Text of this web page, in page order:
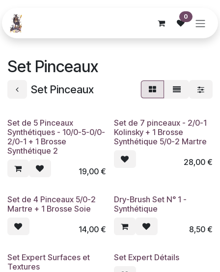
0
Set Pinceaux
Set Pinceaux
Set de 5 Pinceaux
Synthétiques - 10/0-5-0/0-
2/0-1 + 1 Brosse
Synthétique 2
19,00€
Set de 7 pinceaux - 2/0-1
Kolinsky + 1 Brosse
Synthétique 5/0-2 Martre
28,00€
Set de 4 Pinceaux 5/0-2
Martre + 1 Brosse Soie
14,00€
Dry-Brush Set N° 1 -
Synthétique
8,50€
Set Expert Surfaces et
Textures
Set Expert Détails